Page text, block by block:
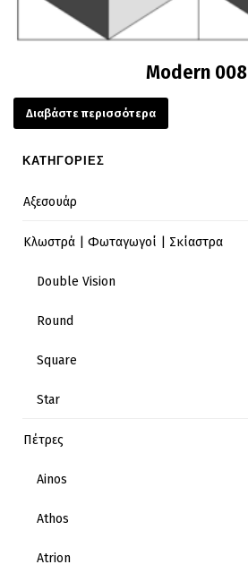
Modern 008
Διαβάστε περισσότερα
ΚΑΤΗΓΟΡΙΕΣ
Αξεσουάρ
Κλωστρά | Φωταγωγοί | Σκίαστρα
Double Vision
Round
Square
Star
Πέτρες
Ainos
Athos
Atrion